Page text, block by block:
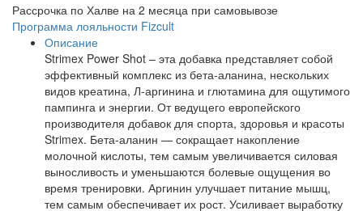
Рассрочка по Халве на 2 месяца при самовывозе
Программа лояльности Fizcult
Описание
Strimex Power Shot – эта добавка представляет собой
эффективный комплекс из бета-аланина, нескольких
видов креатина, Л-аргинина и глютамина для ощутимого
пампинга и энергии. От ведущего европейского
производителя добавок для спорта, здоровья и красоты
Strimex. Бета-аланин — сокращает накопление
молочной кислоты, тем самым увеличивается силовая
выносливость и уменьшаются болевые ощущения во
время тренировки. Аргинин улучшает питание мышц,
тем самым обеспечивает их рост. Усиливает выработку